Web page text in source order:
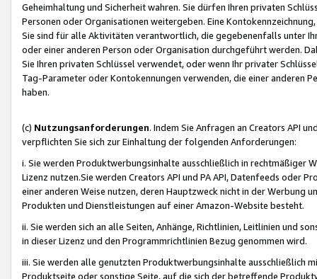
Geheimhaltung und Sicherheit wahren. Sie dürfen Ihren privaten
Personen oder Organisationen weitergeben. Eine
Sie sind für alle Aktivitäten verantwortlich, die gegebenenfalls unter
oder einer anderen Person oder Organisation durchgeführt werden.
Sie Ihren privaten Schlüssel verwendet, oder wenn Ihr privater
Tag-Parameter oder Kontokennungen verwenden, die einer anderen
haben.
(c) Nutzungsanforderungen. Indem Sie Anfragen an Creators API
verpflichten Sie sich zur Einhaltung der folgenden Anforderungen:
i. Sie werden Produktwerbungsinhalte ausschließlich in rechtmäßiger
Lizenz nutzen.Sie werden Creators API und PA API, Datenfeeds oder
einer anderen Weise nutzen, deren Hauptzweck nicht in der Werbung
Produkten und Dienstleistungen auf einer Amazon-Website besteht.
ii. Sie werden sich an alle Seiten, Anhänge, Richtlinien, Leitlinien und
in dieser Lizenz und den Programmrichtlinien Bezug genommen wird.
iii. Sie werden alle genutzten Produktwerbungsinhalte ausschließlich
Produktseite oder sonstige Seite, auf die sich der betreffende